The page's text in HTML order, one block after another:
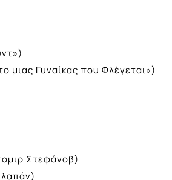
μιας Γυναίκας που Φλέγεται»)
Στεφάνοβ)